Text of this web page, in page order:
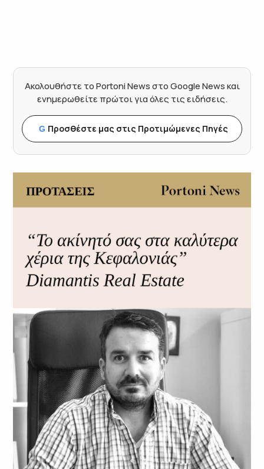
Ακολουθήστε το Portoni News στο Google News και
ενημερωθείτε πρώτοι για όλες τις ειδήσεις.
G Προσθέστε μας στις Προτιμώμενες Πηγές